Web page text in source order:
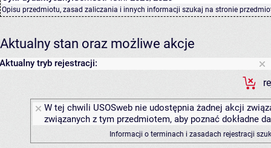
Opisu przedmiotu, zasad zaliczania i innych informacji szukaj na stronie
Aktualny stan oraz możliwe akcje
Aktualny tryb rejestracji:
W tej chwili USOSweb nie udostępnia żadnej akcji
związanych z tym przedmiotem, aby poznać dokładne
Informacji o terminach i zasadach rejestracji